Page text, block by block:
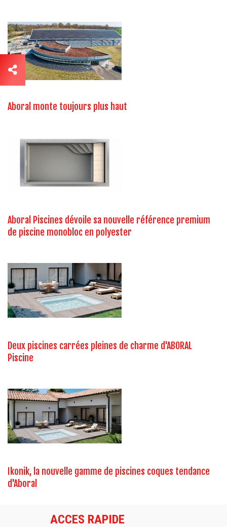
Aboral monte toujours plus haut
Aboral Piscines dévoile sa nouvelle référence premium
de piscine monobloc en polyester
Deux piscines carrées pleines de charme d'ABORAL
Piscine
Ikonik, la nouvelle gamme de piscines coques tendance
d'Aboral
ACCES RAPIDE